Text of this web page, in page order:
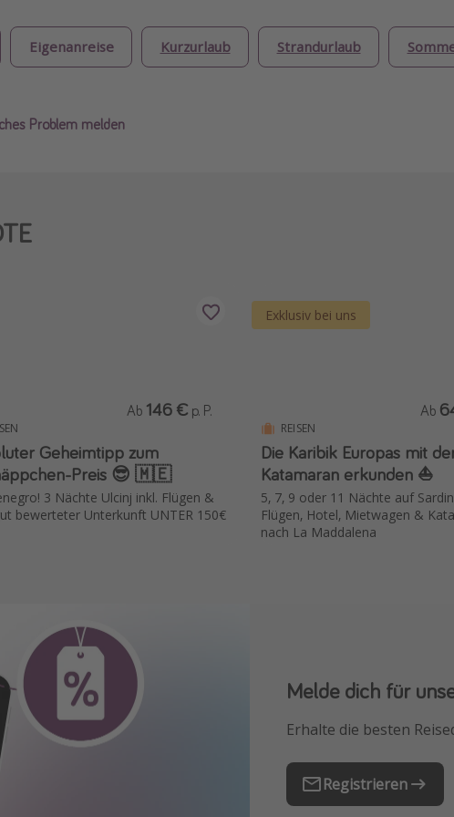
Eigenanreise Kurzurlaub Strandurlaub
Problem melden
Geheimtipp zum
Preis 😎 🇲🇪
3 Nächte Ulcinj inkl. Flügen &
bewerteter Unterkunft UNTER 150€
Ab 146 € p. P.
Exklusiv bei uns
REISEN
Die Karibik Europas mit
Katamaran erkunden ⛵️
5, 7, 9 oder 11 Nächte auf
Flügen, Hotel, Mietwagen &
nach La Maddalena
Ab
Melde dich für
Erhalte die besten
Registrieren
Downloade
Buche die besten